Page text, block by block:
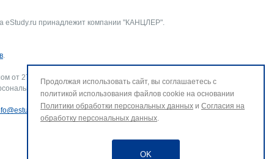
eStudy.ru принадлежит компании "КАНЦЛЕР".
.
от 27.07.2006 г. № 152-ФЗ «О персональных данных».
данных и использование файлов cookie. В случае
.
Продолжая использовать сайт, вы соглашаетесь с
политикой использования файлов cookie на основании
Политики обработки персональных данных и Согласия на
обработку персональных данных.
OK